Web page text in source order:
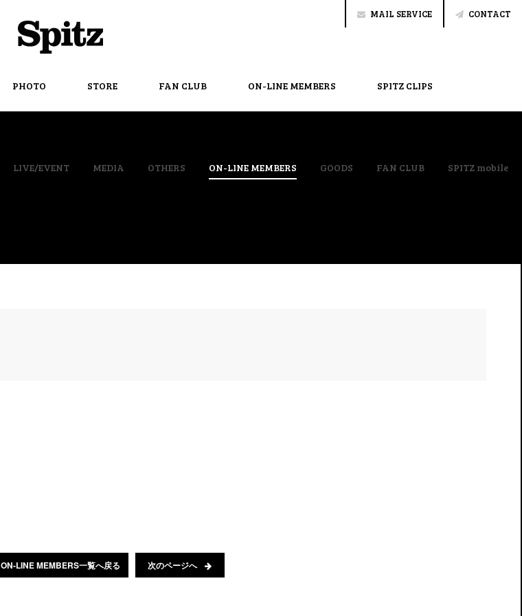
PHOTO STORE FAN CLUB ON-LINE MEMBERS SPITZ CLIPS
MAIL SERVICE CONTACT
LIVE/EVENT MEDIA OTHERS ON-LINE MEMBERS GOODS FAN CLUB SPITZ mobile
ON-LINE MEMBERS一覧へ戻る 次のページへ